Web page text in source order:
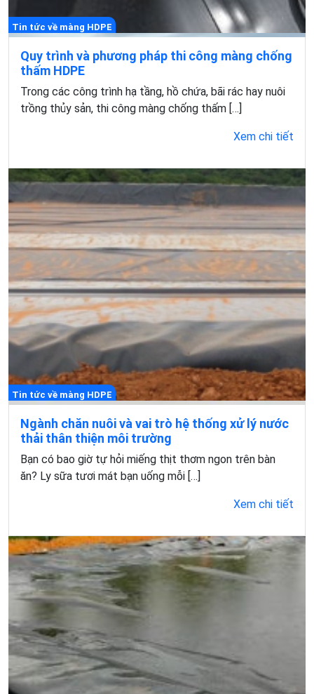
Tin tức về màng HDPE
Quy trình và phương pháp thi công màng chống
thấm HDPE
Trong các công trình hạ tầng, hồ chứa, bãi rác hay nuôi
trồng thủy sản, thi công màng chống thấm […]
Xem chi tiết
Tin tức về màng HDPE
Ngành chăn nuôi và vai trò hệ thống xử lý nước
thải thân thiện môi trường
Bạn có bao giờ tự hỏi miếng thịt thơm ngon trên bàn
ăn? Ly sữa tươi mát bạn uống mỗi […]
Xem chi tiết